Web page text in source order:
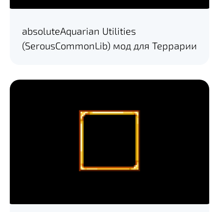
absoluteAquarian Utilities
(SerousCommonLib) мод для Террарии